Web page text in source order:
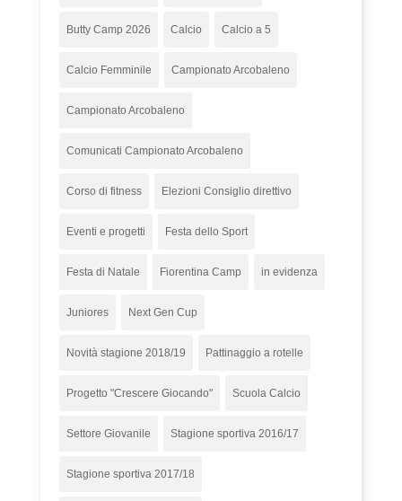
Butty Camp 2026 Calcio Calcio a 5
Calcio Femminile Campionato Arcobaleno
Campionato Arcobaleno
Comunicati Campionato Arcobaleno
Corso di fitness Elezioni Consiglio direttivo
Eventi e progetti Festa dello Sport
Festa di Natale Fiorentina Camp in evidenza
Juniores Next Gen Cup
Novità stagione 2018/19 Pattinaggio a rotelle
Progetto "Crescere Giocando" Scuola Calcio
Settore Giovanile Stagione sportiva 2016/17
Stagione sportiva 2017/18